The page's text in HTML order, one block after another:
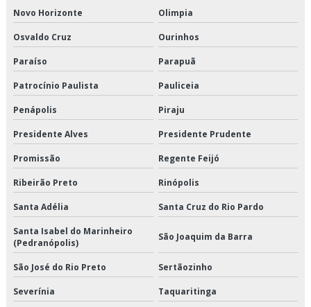
Transporte de climatizados valor
Transporte de congelados
Transporte de congelados em são paulo
Transporte de congelados em sp
Transporte de congelados valor
Transporte de refrigerado
Transporte de refrigerados em são paulo
Transporte de refrigerados em sp
Transporte de refrigerados preço
Novo Horizonte Olimpia
Osvaldo Cruz Ourinhos
Paraíso Parapuã
Patrocínio Paulista Pauliceia
Penápolis Piraju
Presidente Alves Presidente Prudente
Promissão Regente Feijó
Ribeirão Preto Rinópolis
Santa Adélia Santa Cruz do Rio Pardo
Santa Isabel do Marinheiro
(Pedranópolis)
São Joaquim da Barra
São José do Rio Preto Sertãozinho
Severínia Taquaritinga